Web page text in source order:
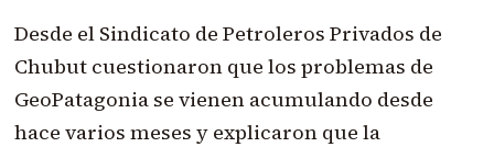
Desde el Sindicato de Petroleros Privados de
Chubut cuestionaron que los problemas de
GeoPatagonia se vienen acumulando desde
hace varios meses y explicaron que la